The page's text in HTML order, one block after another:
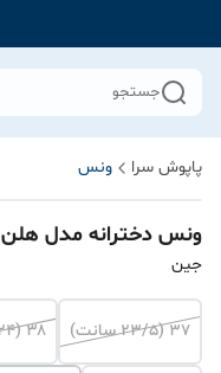
جستجو
پاپوش سرا ونس
ونس دخترانه مدل هلن
جین
۳۷ (۲۳/۵ سانت) ۳۸ (۲۴ سانت)